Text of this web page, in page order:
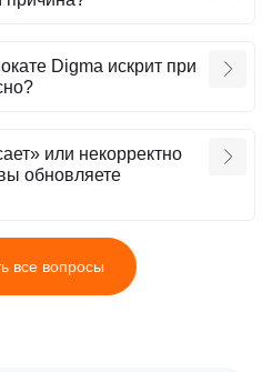
Digma искрит при
или некорректно
обновляете
все вопросы